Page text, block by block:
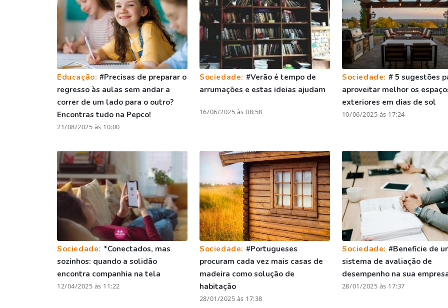
Educação:#Precisas de preparar o
regresso às aulas sem andar a
correr de um lado para o outro?
Encontras tudo na Pepco!
21/08/2025 às 10:00
Sociedade: #Verão é tempo de
arrumações e estas ideias ajudam
16/06/2025 às 08:58
Sociedade: # 5 sugestões
aproveitar melhor os
exteriores em dias de sol
10/06/2025 às 17:24
Sociedade: *Conectados, mas
sozinhos: quando a solidão
encontra companhia na tela
12/04/2025 às 11:22
Sociedade: #Portugueses
procuram cada vez mais casas de
madeira como solução de
habitação
28/01/2025 às 17:38
Sociedade: #Beneficie de
sistema de avaliação de
desempenho na sua
28/01/2025 às 17:37